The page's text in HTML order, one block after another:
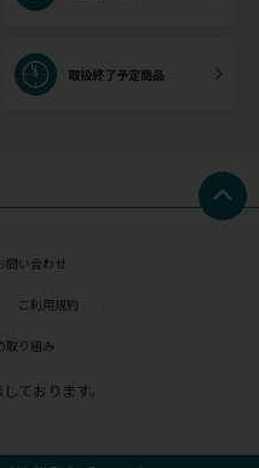
取扱終了予定商品
問い合わせ
ご利用規約
取り組み
ております。